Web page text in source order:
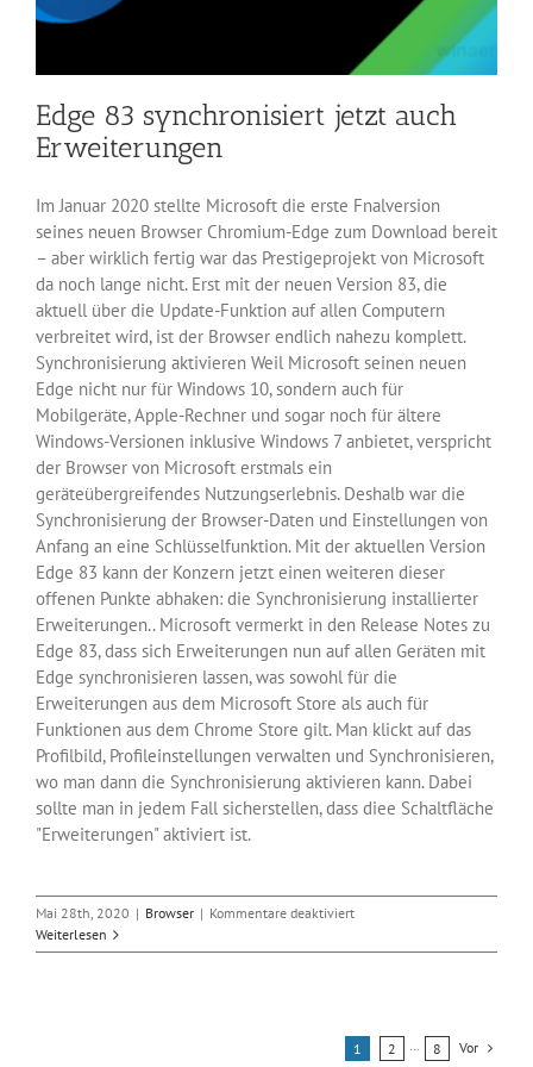
Edge 83 synchronisiert jetzt auch
Erweiterungen
Im Januar 2020 stellte Microsoft die erste Fnalversion
seines neuen Browser Chromium-Edge zum Download bereit
– aber wirklich fertig war das Prestigeprojekt von Microsoft
da noch lange nicht. Erst mit der neuen Version 83, die
aktuell über die Update-Funktion auf allen Computern
verbreitet wird, ist der Browser endlich nahezu komplett.
Synchronisierung aktivieren Weil Microsoft seinen neuen
Edge nicht nur für Windows 10, sondern auch für
Mobilgeräte, Apple-Rechner und sogar noch für ältere
Windows-Versionen inklusive Windows 7 anbietet, verspricht
der Browser von Microsoft erstmals ein
geräteübergreifendes Nutzungserlebnis. Deshalb war die
Synchronisierung der Browser-Daten und Einstellungen von
Anfang an eine Schlüsselfunktion. Mit der aktuellen Version
Edge 83 kann der Konzern jetzt einen weiteren dieser
offenen Punkte abhaken: die Synchronisierung installierter
Erweiterungen.. Microsoft vermerkt in den Release Notes zu
Edge 83, dass sich Erweiterungen nun auf allen Geräten mit
Edge synchronisieren lassen, was sowohl für die
Erweiterungen aus dem Microsoft Store als auch für
Funktionen aus dem Chrome Store gilt. Man klickt auf das
Profilbild, Profileinstellungen verwalten und Synchronisieren,
wo man dann die Synchronisierung aktivieren kann. Dabei
sollte man in jedem Fall sicherstellen, dass diee Schaltfläche
"Erweiterungen" aktiviert ist.
Mai 28th, 2020 | Browser | Kommentare deaktiviertfür
83
Erweiterungen
Weiterlesen
1 2 ··· 8 Vor